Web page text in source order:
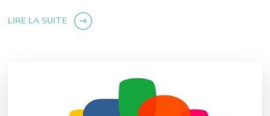
LIRE LA SUITE